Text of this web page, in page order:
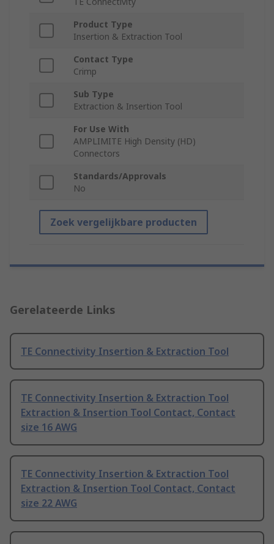
Product Type
Insertion & Extraction Tool
Contact Type
Crimp
Sub Type
Extraction & Insertion Tool
For Use With
AMPLIMITE High Density (HD)
Connectors
Standards/Approvals
No
Zoek vergelijkbare producten
Gerelateerde Links
TE Connectivity Insertion & Extraction Tool
TE Connectivity Insertion & Extraction Tool
Extraction & Insertion Tool Contact, Contact
size 16 AWG
TE Connectivity Insertion & Extraction Tool
Extraction & Insertion Tool Contact, Contact
size 22 AWG